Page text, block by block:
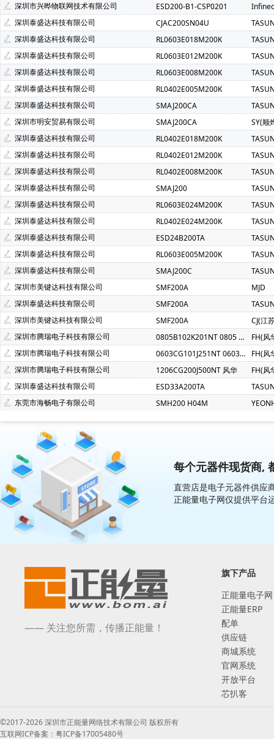
深圳市兴晔物联网技术有限公司
ESD200-B1-CSP0201
深圳泰盛达科技有限公司
CJAC200SN04U
深圳泰盛达科技有限公司
RL0603E018M200K
深圳泰盛达科技有限公司
RL0603E012M200K
深圳泰盛达科技有限公司
RL0603E008M200K
深圳泰盛达科技有限公司
RL0402E005M200K
深圳泰盛达科技有限公司
SMAJ200CA
深圳市明安贸易有限公司
SMAJ200CA
SY(顺
深圳泰盛达科技有限公司
RL0402E018M200K
深圳泰盛达科技有限公司
RL0402E012M200K
深圳泰盛达科技有限公司
RL0402E008M200K
深圳泰盛达科技有限公司
SMAJ200
深圳泰盛达科技有限公司
RL0603E024M200K
深圳泰盛达科技有限公司
RL0402E024M200K
深圳泰盛达科技有限公司
ESD24B200TA
深圳泰盛达科技有限公司
RL0603E005M200K
深圳泰盛达科技有限公司
SMAJ200C
深圳市美键达科技有限公司
SMF200A
MJD
深圳泰盛达科技有限公司
SMF200A
深圳市美键达科技有限公司
SMF200A
CJ(江
深圳市腾瑞电子科技有限公司
0805B102K201NT 0805 102K 200V 风华
FH(风
深圳市腾瑞电子科技有限公司
0603CG101J251NT 0603 100P 200V 风华
FH(风
深圳市腾瑞电子科技有限公司
1206CG200J500NT 风华
FH(风
深圳泰盛达科技有限公司
ESD33A200TA
东莞市海畅电子有限公司
SMH200 H04M
每个元器件现货商,
直营店是电子元器件供应
正能量电子网仅提供平台
—— 关注您所需，传播正能量！
旗下产品
正能量电子网
正能量ERP
配单
供应链
商城系统
官网系统
开放平台
芯扒客
©2017-2026 深圳市正能量网络技术有限公司 版权所有
互联网ICP备案：粤ICP备17005480号